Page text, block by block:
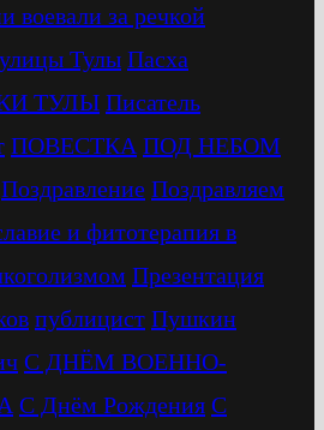
воевали за речкой
Тулы Пасха
ТУЛЫ Писатель
ПОВЕСТКА ПОД НЕБОМ
Поздравление Поздравляем
и фитотерапия в
Презентация
публицист Пушкин
С ДНЁМ ВОЕННО-
С Днём Рождения С